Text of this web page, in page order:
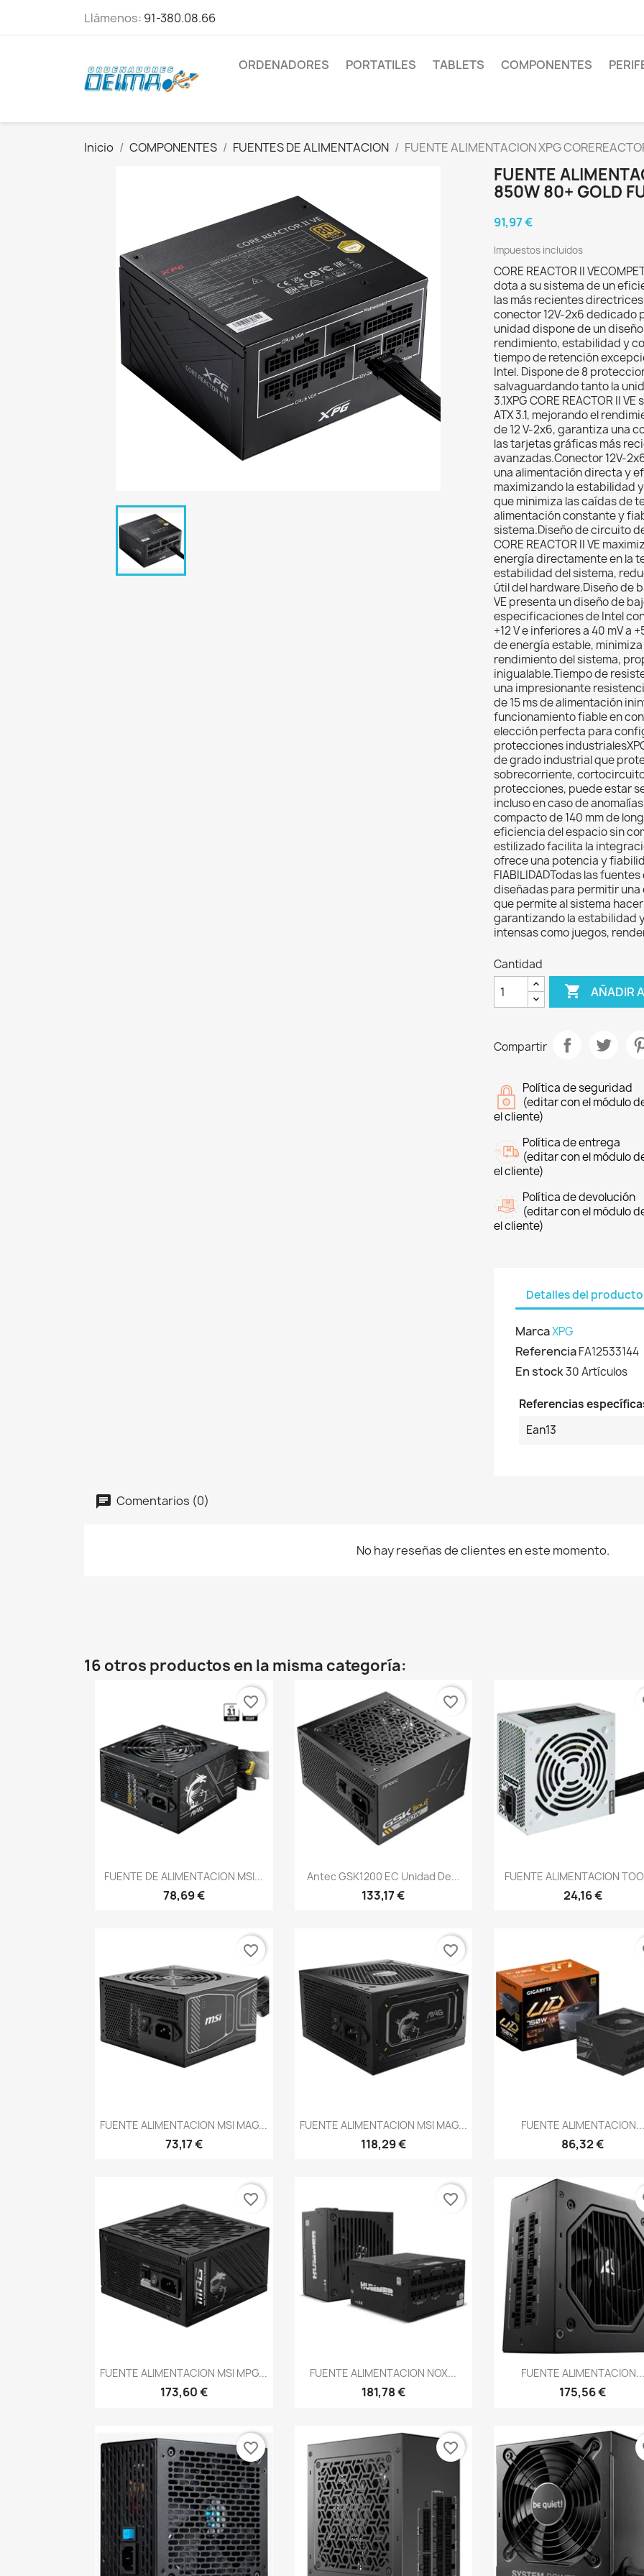
Llámenos: 91-380.08.66
ORDENADORES PORTATILES TABLETS COMPONENTES
Inicio COMPONENTES FUENTES DE ALIMENTACION FUENTE ALIMENTACION XPG
FUENTE
850W 80+ GOLD
91,97 €
Impuestos incluidos
CORE REACTOR II
dota a su sistema de un
las más recientes directrices
conector 12V-2x6 dedicado
unidad dispone de un
rendimiento, estabilidad y
tiempo de retención
Intel. Dispone de 8
salvaguardando tanto la
3.1XPG CORE REACTOR II
ATX 3.1, mejorando el
de 12 V-2x6, garantiza una
las tarjetas gráficas más
avanzadas.Conector 12V-
una alimentación directa y
maximizando la estabilidad
que minimiza las caídas de
alimentación constante y
sistema.Diseño de circuito
CORE REACTOR II VE
energía directamente en la
estabilidad del sistema,
útil del hardware.Diseño de
VE presenta un diseño de
especificaciones de Intel
+12 V e inferiores a 40 mV a
de energía estable,
rendimiento del sistema,
inigualable.Tiempo de
una impresionante
de 15 ms de alimentación
funcionamiento fiable en
elección perfecta para
protecciones
de grado industrial que
sobrecorriente,
protecciones, puede estar
incluso en caso de
compacto de 140 mm de
eficiencia del espacio sin
estilizado facilita la
ofrece una potencia y
FIABILIDADTodas las
diseñadas para permitir una
que permite al sistema
garantizando la estabilidad
intensas como juegos,
Cantidad
 AÑADIR
Compartir
Política de seguridad
(editar con el módulo
el cliente)
Política de entrega
(editar con el módulo
el cliente)
Política de devolución
(editar con el módulo
el cliente)
Detalles del producto
MarcaXPG
ReferenciaFA12533144
En stock30 Artículos
Referencias
Ean13
Comentarios (0)
No hay reseñas de clientes en este momento.
16 otros productos en la misma categoría:
 Vista rápida
FUENTE DE ALIMENTACION MSI...
78,69 €
favorite_border
Vista rápida
Antec GSK1200 EC Unidad De...
133,17 €
favorite_border
 Vista rápida
FUENTE ALIMENTACION
24,16 €
Vista rápida
FUENTE ALIMENTACION MSI MAG...
73,17 €
favorite_border
Vista rápida
FUENTE ALIMENTACION MSI MAG...
118,29 €
favorite_border
Vista rápida
FUENTE ALIMENTACION...
86,32 €
Vista rápida
FUENTE ALIMENTACION MSI MPG...
173,60 €
favorite_border
Vista rápida
FUENTE ALIMENTACION NOX...
181,78 €
favorite_border
Vista rápida
FUENTE ALIMENTACION...
175,56 €
favorite_border favorite_border